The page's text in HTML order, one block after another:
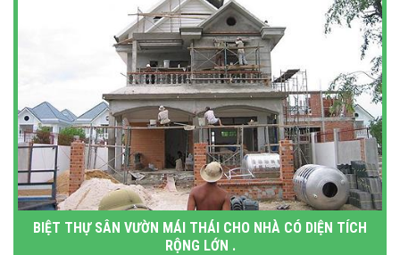
BIỆT THỰ SÂN VƯỜN MÁI THÁI CHO NHÀ CÓ DIỆN TÍCH
RỘNG LỚN .